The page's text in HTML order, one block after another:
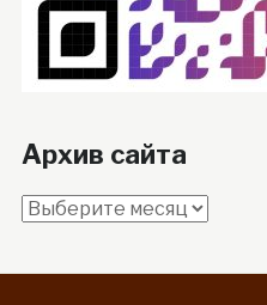
Архив сайта
Архив